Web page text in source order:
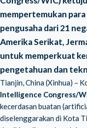
mempertemukan
pengusaha dari 21
Amerika Serikat,
untuk memperkuat
pengetahuan dan
Tianjin, China (Xinhua) –
Intelligence Congress/
kecerdasan buatan
diselenggarakan di Kota